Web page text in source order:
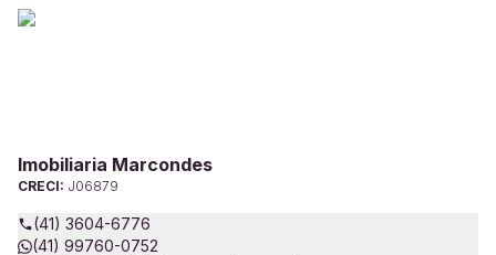
Imobiliaria Marcondes
CRECI: J06879
(41) 3604-6776
(41) 99760-0752